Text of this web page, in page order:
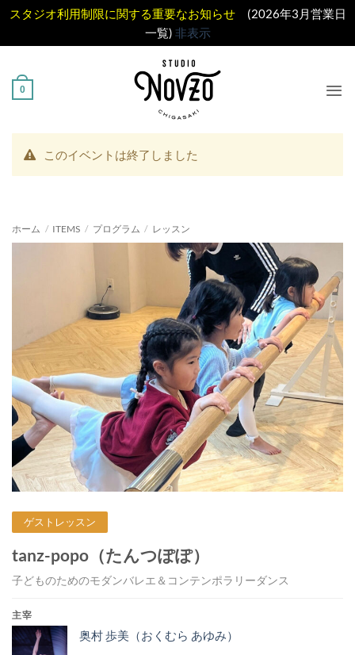
スタジオ利用制限に関する重要なお知らせ
(2026年3月営業日
一覧) 非表示
content
0
このイベントは終了しました
ホーム / ITEMS / プログラム / レッスン
ゲストレッスン
tanz-popo（たんつぽぽ）
子どものためのモダンバレエ＆コンテンポラリーダンス
主宰
奥村 歩美（おくむら あゆみ）